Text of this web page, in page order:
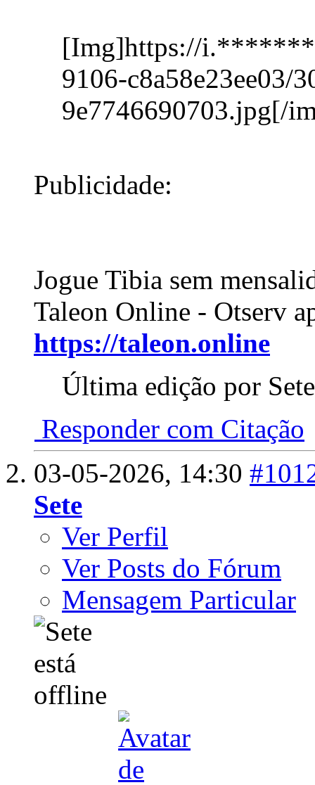
[Img]https://
9106-c8a58e23ee03/
9e7746690703.jpg[/
Publicidade:
Jogue Tibia sem
Taleon Online - Otserv
https://taleon.online
Última edição por
Responder com Citação
03-05-2026, 14:30
Sete
Ver Perfil
Ver Posts do Fórum
Mensagem Particular